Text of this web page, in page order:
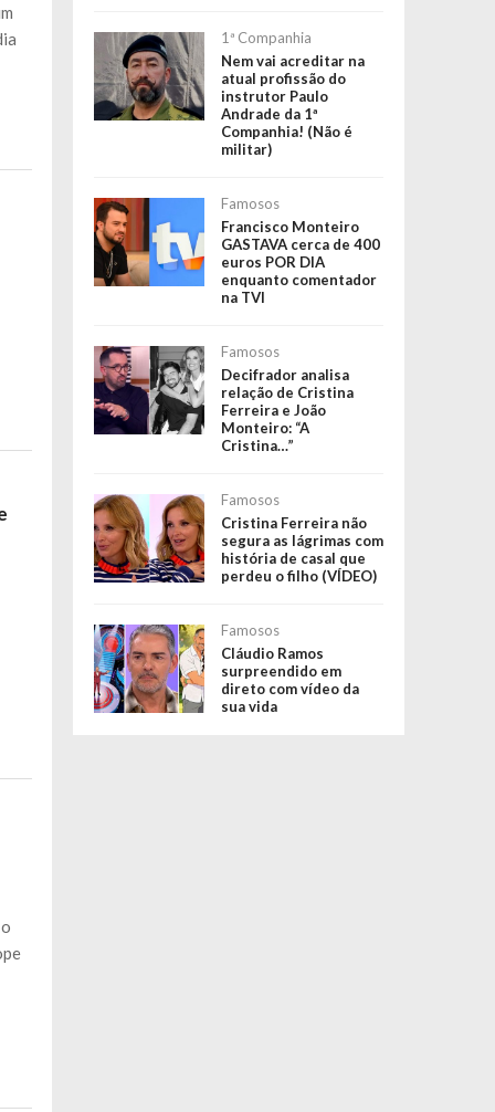
1ª Companhia
Nem vai acreditar na
atual profissão do
instrutor Paulo
Andrade da 1ª
Companhia! (Não é
militar)
Famosos
Francisco Monteiro
GASTAVA cerca de 400
euros POR DIA
enquanto comentador
na TVI
Famosos
Decifrador analisa
relação de Cristina
Ferreira e João
Monteiro: “A
Cristina…”
Famosos
Cristina Ferreira não
segura as lágrimas com
história de casal que
perdeu o filho (VÍDEO)
Famosos
Cláudio Ramos
surpreendido em
direto com vídeo da
sua vida